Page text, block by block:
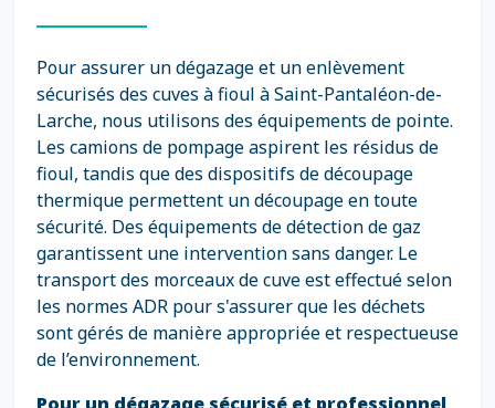
Pour assurer un dégazage et un enlèvement
sécurisés des cuves à fioul à Saint-Pantaléon-de-
Larche, nous utilisons des équipements de pointe.
Les camions de pompage aspirent les résidus de
fioul, tandis que des dispositifs de découpage
thermique permettent un découpage en toute
sécurité. Des équipements de détection de gaz
garantissent une intervention sans danger. Le
transport des morceaux de cuve est effectué selon
les normes ADR pour s'assurer que les déchets
sont gérés de manière appropriée et respectueuse
de l’environnement.